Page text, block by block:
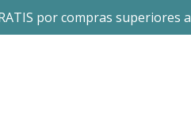
por compras superiores a